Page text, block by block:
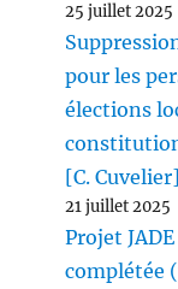
25 juillet 2025
pour les
élections
[C. Cuvelier]
21 juillet 2025
Projet
complétée